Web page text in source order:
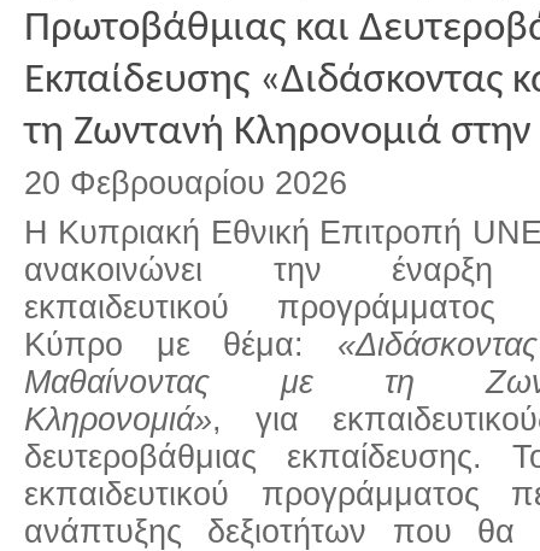
Πρωτοβάθμιας και
Εκπαίδευσης «Διδάσκοντας
τη Ζωντανή Κληρονομιά
20 Φεβρουαρίου 2026
Η Κυπριακή Εθνική Επιτροπή
ανακοινώνει την έναρξη
εκπαιδευτικού προγράμματος
Κύπρο με θέμα:
Μαθαίνοντας με τη
Κληρονομιά», για
δευτεροβάθμιας
εκπαιδευτικού προγράμματος
ανάπτυξης δεξιοτήτων που θα